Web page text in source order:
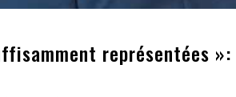
représentées